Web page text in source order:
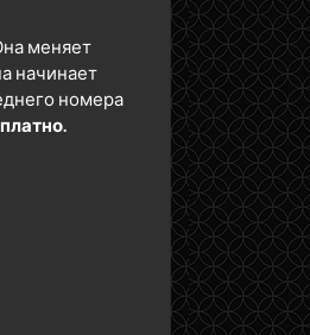
меняет
начинает
номера